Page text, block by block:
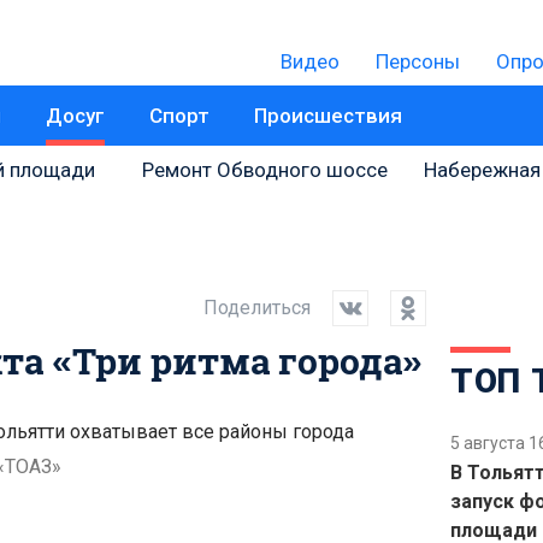
Видео Персоны
Досуг Спорт Происшествия
площади Ремонт Обводного шоссе
Набережная
Поделиться
«Три ритма города»
охватывает все районы города
ТОП
5 августа
В
запуск
площади